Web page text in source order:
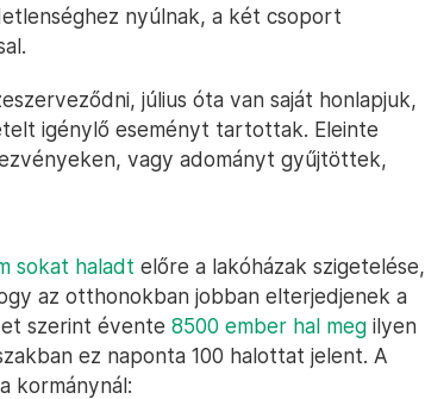
nyúlnak, a két csoport
július óta van saját honlapjuk,
igénylő eseményt tartottak. Eleinte
vagy adományt gyűjtöttek,
sokat haladt előre a lakóházak szigetelése,
az otthonokban jobban elterjedjenek a
szerint évente 8500 ember hal meg ilyen
ez naponta 100 halottat jelent. A
kormánynál: